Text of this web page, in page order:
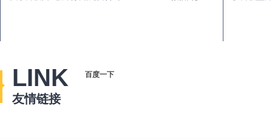
LINK
友情链接
百度一下